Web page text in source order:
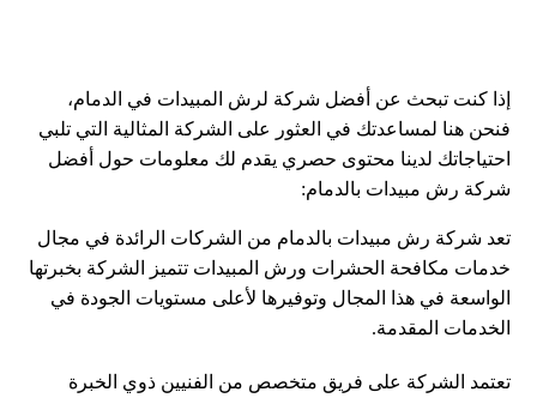
إذا كنت تبحث عن أفضل شركة لرش المبيدات في الدمام،
فنحن هنا لمساعدتك في العثور على الشركة المثالية التي تلبي
احتياجاتك لدينا محتوى حصري يقدم لك معلومات حول أفضل
شركة رش مبيدات بالدمام:
تعد شركة رش مبيدات بالدمام من الشركات الرائدة في مجال
خدمات مكافحة الحشرات ورش المبيدات تتميز الشركة بخبرتها
الواسعة في هذا المجال وتوفيرها لأعلى مستويات الجودة في
الخدمات المقدمة.
تعتمد الشركة على فريق متخصص من الفنيين ذوي الخبرة